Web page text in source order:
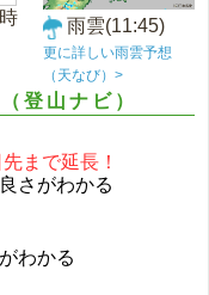
雨雲(11:45)
更に詳しい雨雲予想
（天なび）>
登山ナビ）
まで延長！
さがわかる
わかる